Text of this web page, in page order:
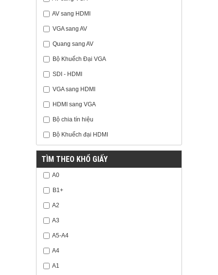
AV sang HDMI
VGA sang AV
Quang sang AV
Bộ Khuếch Đại VGA
SDI - HDMI
VGA sang HDMI
HDMI sang VGA
Bộ chia tín hiệu
Bộ Khuếch đại HDMI
TÌM THEO KHỔ GIẤY
A0
B1+
A2
A3
A5-A4
A4
A1